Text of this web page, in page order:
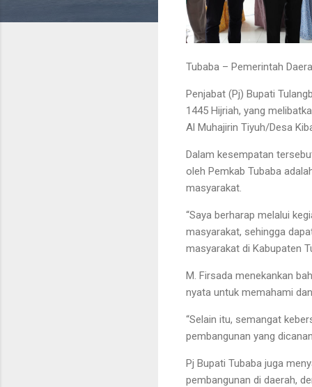
Tubaba – Pemerintah
Penjabat (Pj) Bupati
1445 Hijriah, yang
Al Muhajirin Tiyuh/Desa
Dalam kesempatan
oleh Pemkab Tubaba
masyarakat.
“Saya berharap melalui
masyarakat, sehingga
masyarakat di Kabupaten
M. Firsada menekankan
nyata untuk memahami
“Selain itu, semangat
pembangunan yang
Pj Bupati Tubaba juga
pembangunan di daerah,